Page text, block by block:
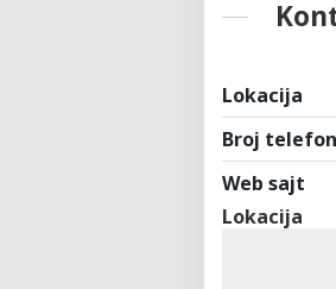
Lokacija
Broj
Web sajt
Lokacija